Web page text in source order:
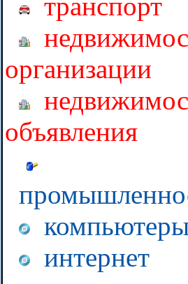
организации
объявления
интернет